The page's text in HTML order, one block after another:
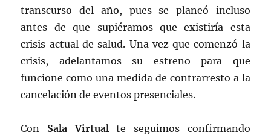
transcurso del año, pues se planeó incluso
antes de que supiéramos que existiría esta
crisis actual de salud. Una vez que comenzó la
crisis, adelantamos su estreno para que
funcione como una medida de contrarresto a la
cancelación de eventos presenciales.
Con Sala Virtual te seguimos confirmando